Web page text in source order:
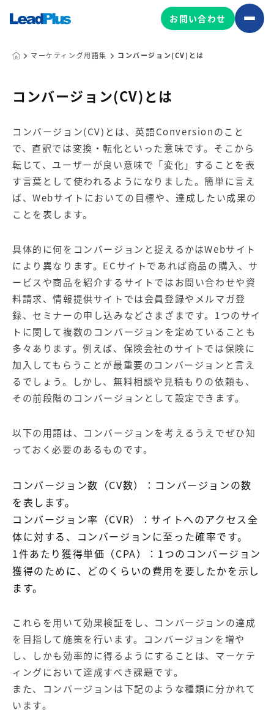
Web制作
マーケティングコンサルティング
コンテンツ制作
マーケティング基盤
マーケティング基盤の製品
Leadplus One MyFolio
サイトアクセス解析ダッシュ
ボード
HubSpot導入・運用
マーケティングサービスの製品
【店舗型ビジネス向け】エリ
ア
マーケティングサービス
【金融機関向け】マーケティ
ング
サービス
【IT企業向け】マーケティン
グ
サービス
SNSアカウント運用代行サー
ビス（LINE）
広告プロモーションの製品
【塾・個別塾業界向け】新規
商圏ねらいうちパッケージ 求人パッケージ
Web制作の製品
WEBプラス
お問い合わせ
マーケティング用語集 コンバージョン(CV)とは
コンバージョン(CV)とは
コンバージョン(CV)とは、英語Conversionのこと
で、直訳では変換・転化といった意味です。そこから
転じて、ユーザーが良い意味で「変化」することを表
す言葉として使われるようになりました。簡単に言え
ば、Webサイトにおいての目標や、達成したい成果の
ことを表します。
具体的に何をコンバージョンと捉えるかはWebサイト
により異なります。ECサイトであれば商品の購入、サ
ービスや商品を紹介するサイトではお問い合わせや資
料請求、情報提供サイトでは会員登録やメルマガ登
録、セミナーの申し込みなどさまざまです。1つのサイ
トに関して複数のコンバージョンを定めていることも
多々あります。例えば、保険会社のサイトでは保険に
加入してもらうことが最重要のコンバージョンと言え
るでしょう。しかし、無料相談や見積もりの依頼も、
その前段階のコンバージョンとして設定できます。
以下の用語は、コンバージョンを考えるうえでぜひ知
っておく必要のあるものです。
コンバージョン数（CV数）：コンバージョンの数
を表します。
コンバージョン率（CVR）：サイトへのアクセス全
体に対する、コンバージョンに至った確率です。
1件あたり獲得単価（CPA）：1つのコンバージョン
獲得のために、どのくらいの費用を要したかを示し
ます。
これらを用いて効果検証をし、コンバージョンの達成
を目指して施策を行います。コンバージョンを増や
し、しかも効率的に得るようにすることは、マーケテ
ィングにおいて達成すべき課題です。
また、コンバージョンは下記のような種類に分かれて
います。